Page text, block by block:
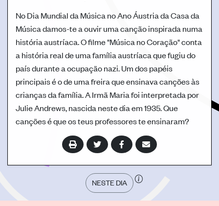
No Dia Mundial da Música no Ano Áustria da Casa da
Música damos-te a ouvir uma canção inspirada numa
história austríaca. O filme "Música no Coração" conta
a história real de uma família austríaca que fugiu do
país durante a ocupação nazi. Um dos papéis
principais é o de uma freira que ensinava canções às
crianças da família. A Irmã Maria foi interpretada por
Julie Andrews, nascida neste dia em 1935. Que
canções é que os teus professores te ensinaram?
NESTE DIA